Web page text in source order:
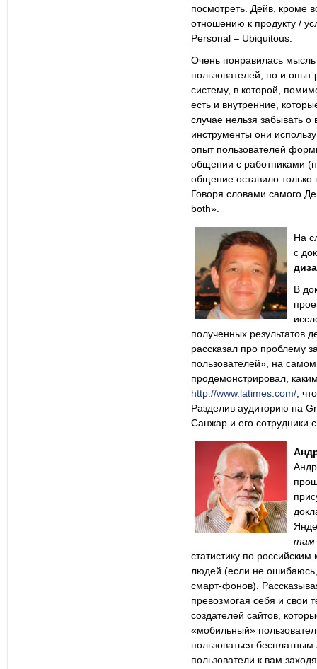
посмотреть. Дейв, кроме
отношению к продукту /
Personal – Ubiquitous.
Очень понравилась мысль
пользователей, но и опыт
систему, в которой,
есть и внутренние,
случае нельзя забывать о
инструменты они
опыт пользователей
общении с работниками
общение оставило только
Говоря словами самого
both».
На
с
В
полученных результатов
рассказал про проблему
пользователей», на
продемонстрировал,
http://www.latimes.com/ ,
Разделив аудиторию на
Санжар и его сотрудники
там
статистику по
людей (если не
смарт-фонов).
превозмогая себя и свои
создателей сайтов,
«мобильный»
пользоваться бесплатным
пользователи к вам